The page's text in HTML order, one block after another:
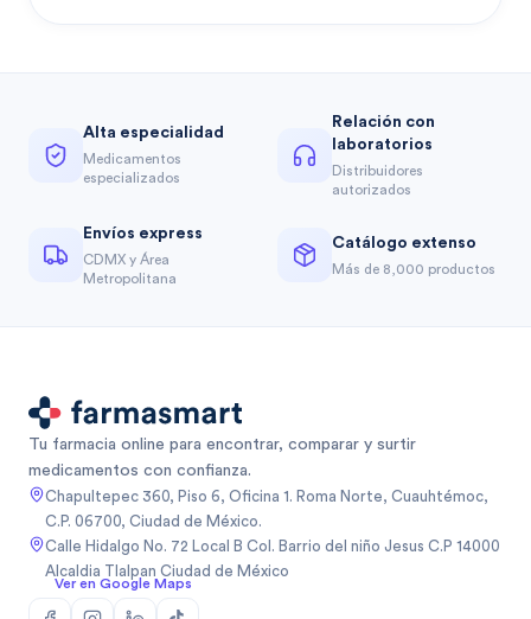
Alta especialidad
Medicamentos
especializados
Relación con
laboratorios
Distribuidores
autorizados
Envíos express
CDMX y Área
Metropolitana
Catálogo extenso
Más de 8,000 productos
Tu farmacia online para encontrar, comparar y surtir
medicamentos con confianza.
Chapultepec 360, Piso 6, Oficina 1. Roma Norte, Cuauhtémoc,
C.P. 06700, Ciudad de México.
Calle Hidalgo No. 72 Local B Col. Barrio del niño Jesus C.P 14000
Alcaldia Tlalpan Ciudad de México
Ver en Google Maps